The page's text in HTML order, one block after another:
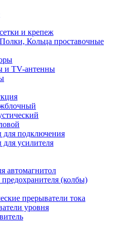
и крепеж
Кольца проставочные
и TV-антенны
для подключения
усилителя
автомагнитол
(колбы)
прерыватели тока
уровня